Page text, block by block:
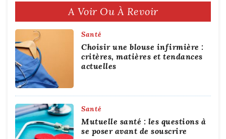
A Voir Ou À Revoir
Santé
Choisir une blouse infirmière :
critères, matières et tendances
actuelles
Santé
Mutuelle santé : les questions à
se poser avant de souscrire